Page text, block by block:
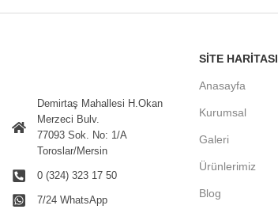
Demirtaş Mahallesi H.Okan
Merzeci Bulv.
77093 Sok. No: 1/A
Toroslar/Mersin
0 (324) 323 17 50
7/24 WhatsApp
SITE HARITASI
Anasayfa
Kurumsal
Galeri
Ürünlerimiz
Blog